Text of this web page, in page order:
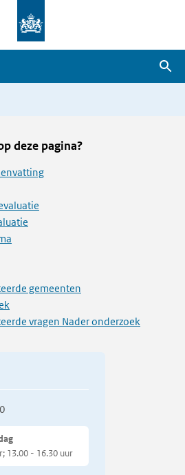
deze pagina?
gemeenten
vragen Nader onderzoek
13.00 - 16.30 uur